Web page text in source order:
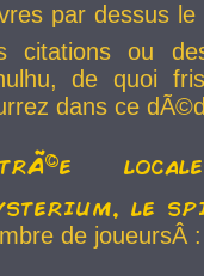
par dessus
citations ou
de quoi
dans ce
le
de